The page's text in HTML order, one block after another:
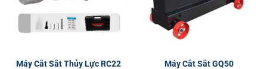
Máy Cắt Sắt Thủy Lực RC22 Máy Cắt Sắt GQ50